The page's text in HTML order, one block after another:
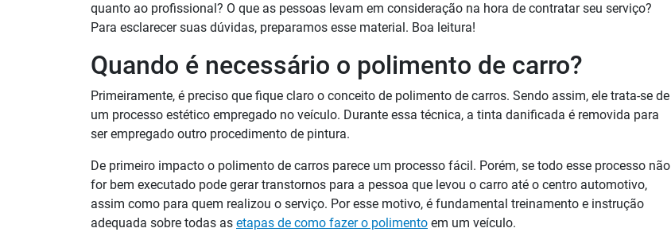
quanto ao profissional? O que as pessoas levam em consideração na hora de contratar seu serviço?
Para esclarecer suas dúvidas, preparamos esse material. Boa leitura!
Quando é necessário o polimento de carro?
Primeiramente, é preciso que fique claro o conceito de polimento de carros. Sendo assim, ele trata-se de
um processo estético empregado no veículo. Durante essa técnica, a tinta danificada é removida para
ser empregado outro procedimento de pintura.
De primeiro impacto o polimento de carros parece um processo fácil. Porém, se todo esse processo não
for bem executado pode gerar transtornos para a pessoa que levou o carro até o centro automotivo,
assim como para quem realizou o serviço. Por esse motivo, é fundamental treinamento e instrução
adequada sobre todas as etapas de como fazer o polimento em um veículo.